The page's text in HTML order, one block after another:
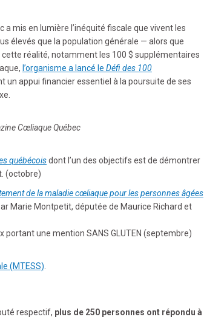
mis en lumière l’inéquité fiscale que vivent les
élevés que la population générale — alors que
réalité, notamment les 100 $ supplémentaires
l’organisme a lancé le Défi des 100
appui financier essentiel à la poursuite de ses
Cœliaque Québec
québécoisdont l’un des objectifs est de démontrer
(octobre)
de la maladie cœliaque pour les personnes âgées
Marie Montpetit, députée de Maurice Richard et
une mention SANS GLUTEN (septembre)
(MTESS)
respectif, plus de 250 personnes ont répondu à